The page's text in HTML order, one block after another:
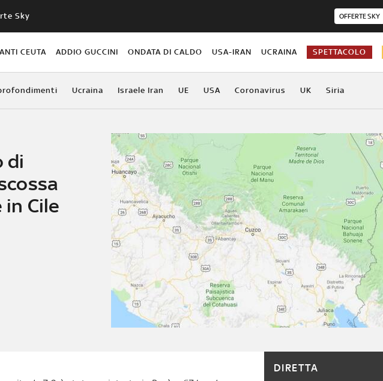
Sky OFFERTE SKY
CEUTA ADDIO GUCCINI ONDATA DI CALDO USA-IRAN UCRAINA SPETTACOLO
Ucraina Israele Iran UE USA Coronavirus UK Siria
di
Cile
DIRETTA